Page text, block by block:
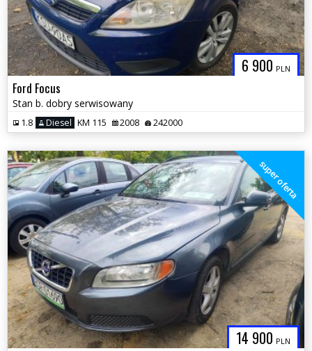
6 900 PLN
Ford Focus
Stan b. dobry serwisowany
1.8 Diesel KM 115 2008 242000
14 900 PLN
super oferta